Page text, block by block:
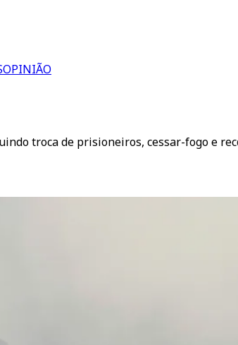
OPINIÃO
troca de prisioneiros, cessar-fogo e